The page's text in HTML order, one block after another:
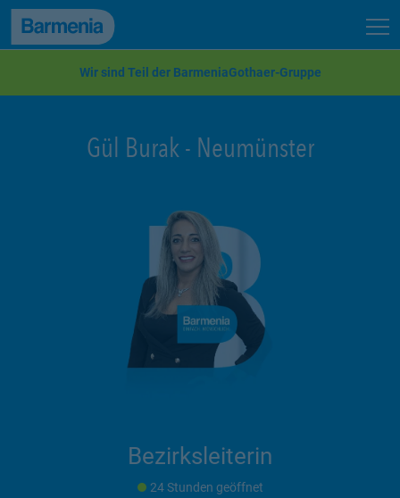
zum Seiteninhalt
Back to top
Wir sind Teil der BarmeniaGothaer-Gruppe
Gül Burak - Neumünster
Bezirksleiterin
24 Stunden geöffnet